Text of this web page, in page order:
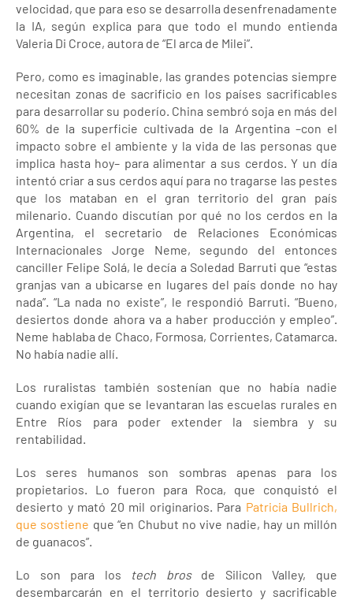
velocidad, que para eso se desarrolla desenfrenadamente
la IA, según explica para que todo el mundo entienda
Valeria Di Croce, autora de “El arca de Milei”.
Pero, como es imaginable, las grandes potencias siempre
necesitan zonas de sacrificio en los países sacrificables
para desarrollar su poderío. China sembró soja en más del
60% de la superficie cultivada de la Argentina –con el
impacto sobre el ambiente y la vida de las personas que
implica hasta hoy– para alimentar a sus cerdos. Y un día
intentó criar a sus cerdos aquí para no tragarse las pestes
que los mataban en el gran territorio del gran país
milenario. Cuando discutían por qué no los cerdos en la
Argentina, el secretario de Relaciones Económicas
Internacionales Jorge Neme, segundo del entonces
canciller Felipe Solá, le decía a Soledad Barruti que “estas
granjas van a ubicarse en lugares del país donde no hay
nada”. “La nada no existe”, le respondió Barruti. “Bueno,
desiertos donde ahora va a haber producción y empleo”.
Neme hablaba de Chaco, Formosa, Corrientes, Catamarca.
No había nadie allí.
Los ruralistas también sostenían que no había nadie
cuando exigían que se levantaran las escuelas rurales en
Entre Ríos para poder extender la siembra y su
rentabilidad.
Los seres humanos son sombras apenas para los
propietarios. Lo fueron para Roca, que conquistó el
desierto y mató 20 mil originarios. Para Patricia Bullrich,
que sostiene que “en Chubut no vive nadie, hay un millón
de guanacos”.
Lo son para los tech brosde Silicon Valley, que
desembarcarán en el territorio desierto y sacrificable